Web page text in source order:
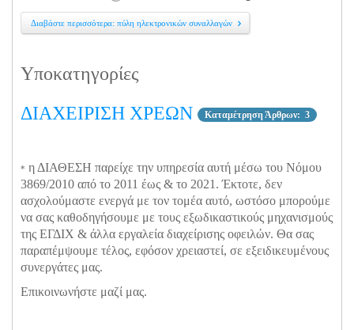
Διαβάστε περισσότερα: πύλη ηλεκτρονικών συναλλαγών
Υποκατηγορίες
ΔΙΑΧΕΙΡΙΣΗ ΧΡΕΩΝ
Καταμέτρηση Άρθρων: 3
* η ΔΙΑΘΕΣΗ παρείχε την υπηρεσία αυτή μέσω του Νόμου
3869/2010 από το 2011 έως & το 2021. Έκτοτε, δεν
ασχολούμαστε ενεργά με τον τομέα αυτό, ωστόσο μπορούμε
να σας καθοδηγήσουμε με τους εξωδικαστικούς μηχανισμούς
της ΕΓΔΙΧ & άλλα εργαλεία διαχείρισης οφειλών. Θα σας
παραπέμψουμε τέλος, εφόσον χρειαστεί, σε εξειδικευμένους
συνεργάτες μας.
Επικοινωνήστε μαζί μας.